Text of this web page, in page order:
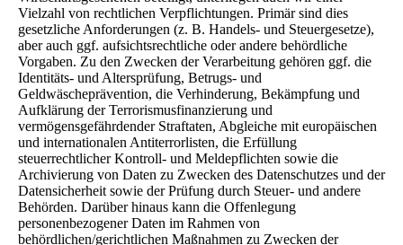
Vielzahl von rechtlichen Verpflichtungen. Primär sind dies
gesetzliche Anforderungen (z. B. Handels- und Steuergesetze),
aber auch ggf. aufsichtsrechtliche oder andere behördliche
Vorgaben. Zu den Zwecken der Verarbeitung gehören ggf. die
Identitäts- und Altersprüfung, Betrugs- und
Geldwäscheprävention, die Verhinderung, Bekämpfung und
Aufklärung der Terrorismusfinanzierung und
vermögensgefährdender Straftaten, Abgleiche mit europäischen
und internationalen Antiterrorlisten, die Erfüllung
steuerrechtlicher Kontroll- und Meldepflichten sowie die
Archivierung von Daten zu Zwecken des Datenschutzes und der
Datensicherheit sowie der Prüfung durch Steuer- und andere
Behörden. Darüber hinaus kann die Offenlegung
personenbezogener Daten im Rahmen von
behördlichen/gerichtlichen Maßnahmen zu Zwecken der